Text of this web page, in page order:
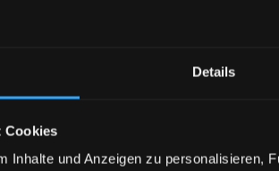
Details
Cookies
Inhalte und Anzeigen zu personalisieren,
hergestellt. Eine gute Verarbeitung
für Deine Bestellung hier bei
von einem Hersteller auf der
1
zertifiziert, das bedeutet